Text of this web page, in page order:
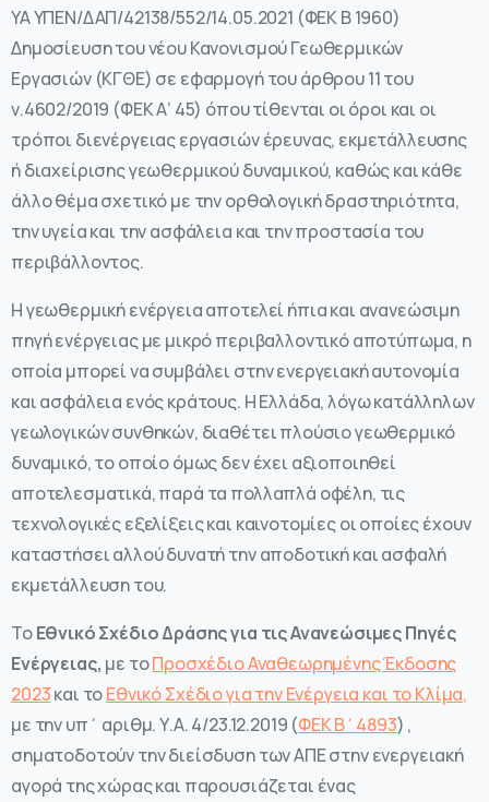
ΥΑ ΥΠΕΝ/ΔΑΠ/42138/552/14.05.2021 (ΦΕΚ Β 1960)
Δημοσίευση του νέου Κανονισμού Γεωθερμικών
Εργασιών (KΓΘΕ) σε εφαρμογή του άρθρου 11 του
ν.4602/2019 (ΦΕΚ Α’ 45) όπου τίθενται οι όροι και οι
τρόποι διενέργειας εργασιών έρευνας, εκμετάλλευσης
ή διαχείρισης γεωθερμικού δυναμικού, καθώς και κάθε
άλλο θέμα σχετικό με την ορθολογική δραστηριότητα,
την υγεία και την ασφάλεια και την προστασία του
περιβάλλοντος.
Η γεωθερμική ενέργεια αποτελεί ήπια και ανανεώσιμη
πηγή ενέργειας με μικρό περιβαλλοντικό αποτύπωμα, η
οποία μπορεί να συμβάλει στην ενεργειακή αυτονομία
και ασφάλεια ενός κράτους. Η Ελλάδα, λόγω κατάλληλων
γεωλογικών συνθηκών, διαθέτει πλούσιο γεωθερμικό
δυναμικό, το οποίο όμως δεν έχει αξιοποιηθεί
αποτελεσματικά, παρά τα πολλαπλά οφέλη, τις
τεχνολογικές εξελίξεις και καινοτομίες οι οποίες έχουν
καταστήσει αλλού δυνατή την αποδοτική και ασφαλή
εκμετάλλευση του.
ΤοΕθνικό Σχέδιο Δράσης για τις Ανανεώσιμες Πηγές
Ενέργειας, με τοΠροσχέδιο Αναθεωρημένης Έκδοσης
2023και τοΕθνικό Σχέδιο για την Ενέργεια και το Κλίμα,
με την υπ΄ αριθμ. Υ.Α. 4/23.12.2019 (ΦΕΚ Β΄4893) ,
σηματοδοτούν την διείσδυση των ΑΠΕ στην ενεργειακή
αγορά της χώρας και παρουσιάζεται ένας